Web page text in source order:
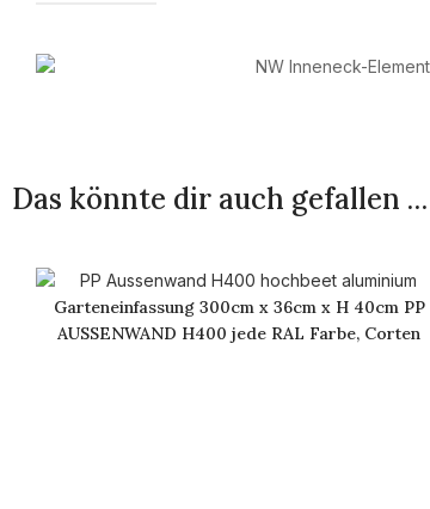
Das könnte dir auch gefallen …
Garteneinfassung 300cm x 36cm x H 40cm PP
AUSSENWAND H400 jede RAL Farbe, Corten